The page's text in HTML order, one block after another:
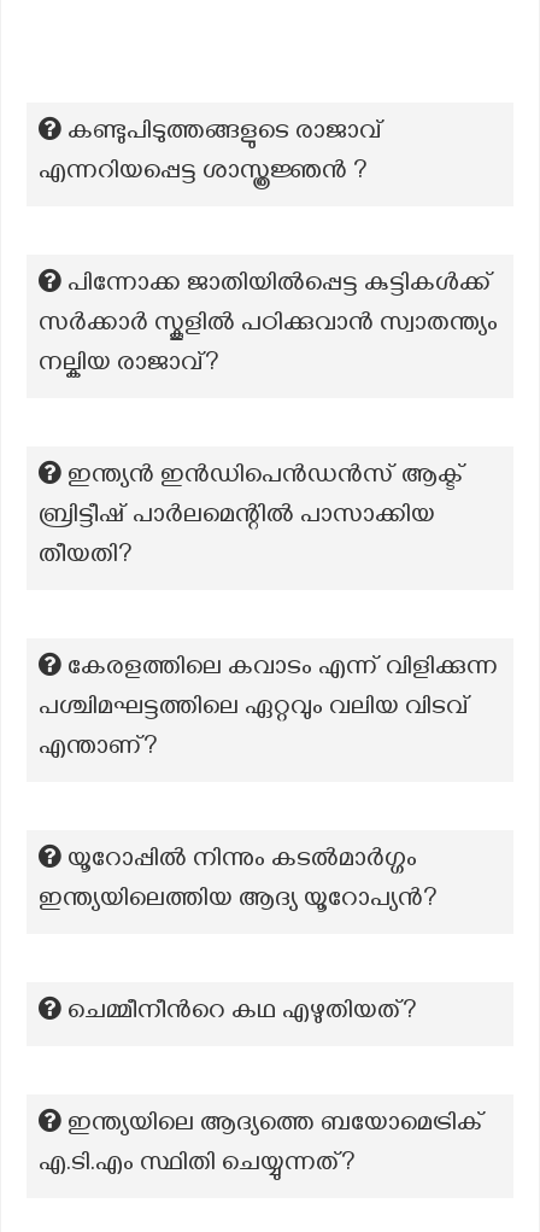
കണ്ടുപിടുത്തങ്ങളുടെ രാജാവ്
എന്നറിയപ്പെട്ട ശാസ്ത്രജ്ഞൻ ?
പിന്നോക്ക ജാതിയിൽപ്പെട്ട കുട്ടികൾക്ക്
സർക്കാർ സ്കൂളിൽ പഠിക്കുവാൻ സ്വാതന്ത്യം
നല്കിയ രാജാവ്?
ഇന്ത്യൻ ഇൻഡിപെൻഡൻസ് ആക്ട്
ബ്രിട്ടീഷ് പാർലമെന്റിൽ പാസാക്കിയ
തീയതി?
കേരളത്തിലെ കവാടം എന്ന് വിളിക്കുന്ന
പശ്ചിമഘട്ടത്തിലെ ഏറ്റവും വലിയ വിടവ്
എന്താണ്?
യൂറോപ്പിൽ നിന്നും കടൽമാർഗ്ഗം
ഇന്ത്യയിലെത്തിയ ആദ്യ യൂറോപ്യൻ?
ചെമ്മീനീന്‍റെ കഥ എഴുതിയത്?
ഇന്ത്യയിലെ ആദ്യത്തെ ബയോമെട്രിക്
എ.ടി.എം സ്ഥിതി ചെയ്യുന്നത്?